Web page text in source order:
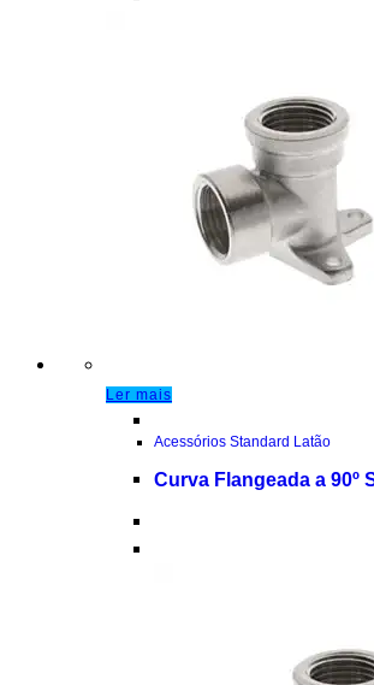
Ler mais
Acessórios Standard Latão
Curva Flangeada a 90º